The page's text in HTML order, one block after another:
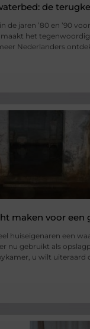
de
de jaren ’80 en ’90
maakt het
Nederlanders
maken voor een
huiseigenaren een
nu gebruikt als
u wilt uiteraard